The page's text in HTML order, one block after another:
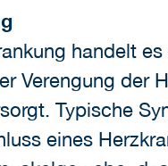
handelt
Verengung der
Typische
eines